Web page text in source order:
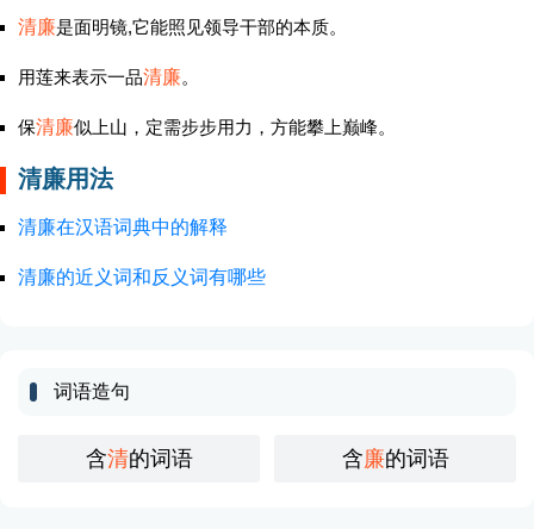
清廉是面明镜,它能照见领导干部的本质。
用莲来表示一品清廉。
保清廉似上山，定需步步用力，方能攀上巅峰。
清廉用法
清廉在汉语词典中的解释
清廉的近义词和反义词有哪些
词语造句
含清的词语 含廉的词语